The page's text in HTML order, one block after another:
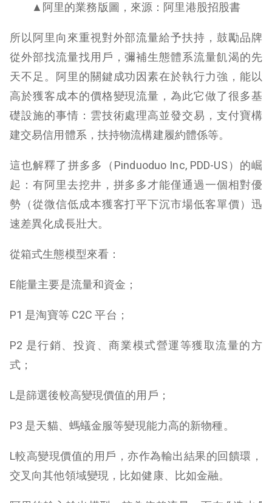
▲阿里的業務版圖，來源：阿里港股招股書
所以阿里向來重視對外部流量給予扶持，鼓勵品牌
從外部找流量找用戶，彌補生態體系流量飢渴的先
天不足。阿里的關鍵成功因素在於執行力強，能以
高於獲客成本的價格變現流量，為此它做了很多基
礎設施的事情：雲技術處理高並發交易，支付寶構
建交易信用體系，扶持物流構建履約體係等。
這也解釋了拼多多（Pinduoduo Inc, PDD-US）的崛
起：有阿里去挖井，拼多多才能僅通過一個相對優
勢（從微信低成本獲客打平下沉市場低客單價）迅
速差異化成長壯大。
從箱式生態模型來看：
E能量主要是流量和資金；
P1 是淘寶等 C2C 平台；
P2 是行銷、投資、商業模式營運等獲取流量的方
式；
L是篩選後較高變現價值的用戶；
P3 是天貓、螞蟻金服等變現能力高的新物種。
L較高變現價值的用戶，亦作為輸出結果的回饋環，
交叉向其他領域變現，比如健康、比如金融。